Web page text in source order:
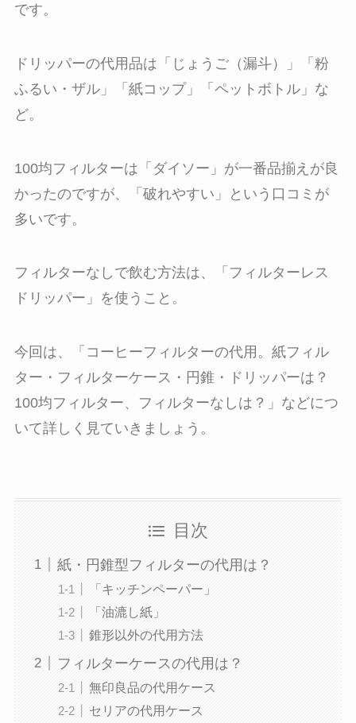
です。
ドリッパーの代用品は「じょうご（漏斗）」「粉
ふるい・ザル」「紙コップ」「ペットボトル」な
ど。
100均フィルターは「ダイソー」が一番品揃えが良
かったのですが、「破れやすい」という口コミが
多いです。
フィルターなしで飲む方法は、「フィルターレス
ドリッパー」を使うこと。
今回は、「コーヒーフィルターの代用。紙フィル
ター・フィルターケース・円錐・ドリッパーは？
100均フィルター、フィルターなしは？」などにつ
いて詳しく見ていきましょう。
目次
紙・円錐型フィルターの代用は？
「キッチンペーパー」
「油漉し紙」
錐形以外の代用方法
フィルターケースの代用は？
無印良品の代用ケース
セリアの代用ケース